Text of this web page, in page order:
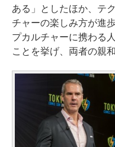
ある」としたほか、テ
チャーの楽しみ方が進
プカルチャーに携わる
ことを挙げ、両者の親